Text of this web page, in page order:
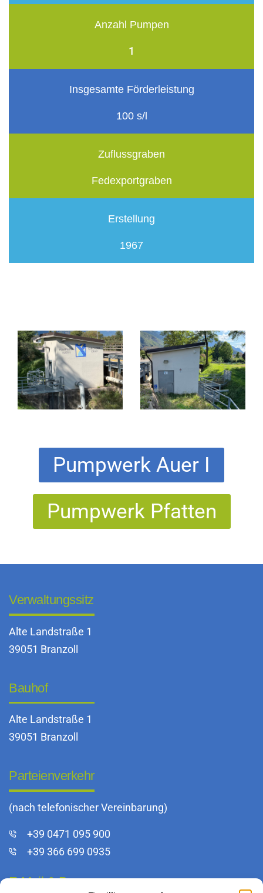
Anzahl Pumpen
1
Insgesamte Förderleistung
100 s/l
Zuflussgraben
Fedexportgraben
Erstellung
1967
Pumpwerk Auer I
Pumpwerk Pfatten
Verwaltungssitz
Alte Landstraße 1
39051 Branzoll
Bauhof
Alte Landstraße 1
39051 Branzoll
Parteienverkehr
(nach telefonischer Vereinbarung)
+39 0471 095 900
+39 366 699 0935
E-Mail & Pec